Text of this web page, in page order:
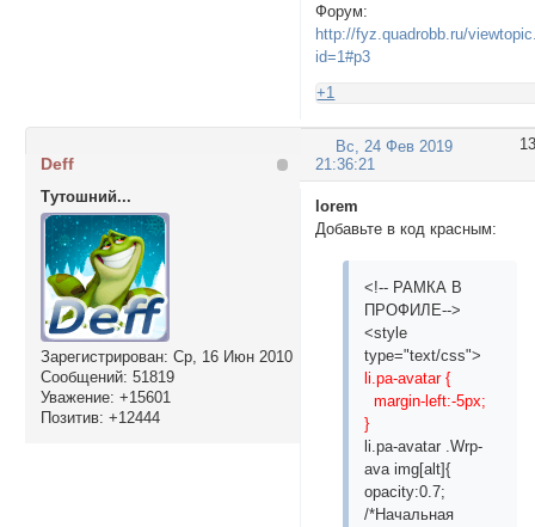
});});
</script><!--
Форум:
http://fyz.quadrobb.ru/
id=1#p3
+1
13
Вс, 24 Фев 2019
21:36:21
Deff
Тутошний...
Зарегистрирован: Ср, 16 Июн 2010
Сообщений: 51819
Уважение: +15601
Позитив: +12444
lorem
Добавьте в код красным:
<!-- РАМКА В
ПРОФИЛЕ-->
<style
type="text/css">
li.pa-avatar {
margin-left:-5px;
}
li.pa-avatar .Wrp-
ava img[alt]{
opacity:0.7;
/*Начальная